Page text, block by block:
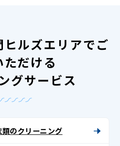
ルズエリアでご
だける
グサービス
類のクリーニング